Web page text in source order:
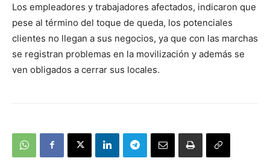
audio
Los empleadores y trabajadores afectados, indicaron que
pese al término del toque de queda, los potenciales
clientes no llegan a sus negocios, ya que con las marchas
se registran problemas en la movilización y además se
ven obligados a cerrar sus locales.